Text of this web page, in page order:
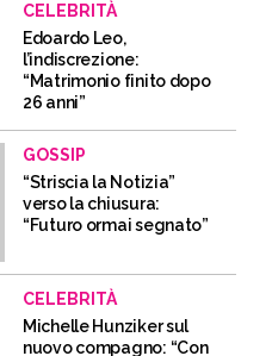
CELEBRITÀ
Edoardo Leo,
l’indiscrezione:
“Matrimonio finito dopo
26 anni”
GOSSIP
“Striscia la Notizia”
verso la chiusura:
“Futuro ormai segnato”
CELEBRITÀ
Michelle Hunziker sul
nuovo compagno: “Con